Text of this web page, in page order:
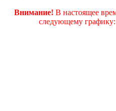
Внимание! В настоящее
следующему